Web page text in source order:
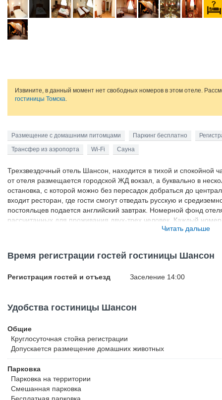
Извините, в данный момент нет свободных номеров в этом отеле.
гостиницы Томска.
Размещение с домашними питомцами Паркинг бесплатно
Трансфер из аэропорта
Wi-Fi Сауна
Трехзвездочный отель Шансон, находится в тихой и спокойной
от отеля размещается городской ЖД вокзал, а буквально в
остановка, с которой можно без пересадок добраться до
входит ресторан, где гости смогут отведать русскую и
постояльцев подается английский завтрак. Номерной фонд
рассчитанных для проживания двух-трех человек. Каждый
оформление и включает в себя небольшую гостиную зону и
Читать дальше
Время регистрации гостей гостиницы Шансон
Регистрация гостей и отъезд Заселение 14:00
Удобства гостиницы Шансон
Общие
Круглосуточная стойка регистрации
Допускается размещение домашних животных
Парковка
Парковка на территории
Смешанная парковка